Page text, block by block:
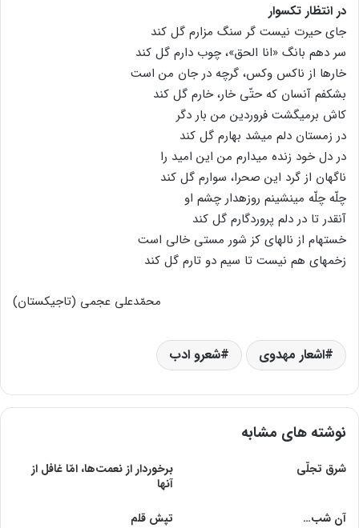
در انتظار تکسوار
جای حیرت نیست گر سنگ مزارم گل کند
سر دهم بانگ «انا الحق»، چوب دارم گل کند
خارها از ناکس وکس، گرچه در جان من است
بشکفم آنسان که حتّی خار، خارم گل کند
کاش برمیگشت فروردین من بار دگر
در زمستان دلم میشد بهارم گل کند
در دل خود زنده میدارم من این امید را
ناگهان از گرد این صحرا، سوارم گل کند
چلّه چلّه مینشینم روزهدار چشم او
آنقدر تا در دلم پروردگارم گل کند
خستهام از نالهای کز شور مستی خالی است
زخمهای هم نیست تا سیم دو تارم گل کند
محمّدعلی عجمی (تاجیکستان)
اشعار مهدوی شعرو ادب
نوشته های مشابه
شرق تجلّی
برخوردار از نعمت‌ها، امّا غافل از
آنها
آن شب…
تپش قلم